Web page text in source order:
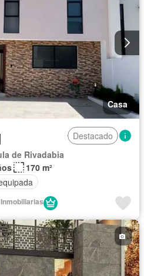
Casa
Destacado
de Rivadabia
170 m²